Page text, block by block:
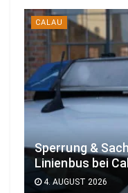
CALAU
Sperrung &
Linienbus bei
4. AUGUST 2026